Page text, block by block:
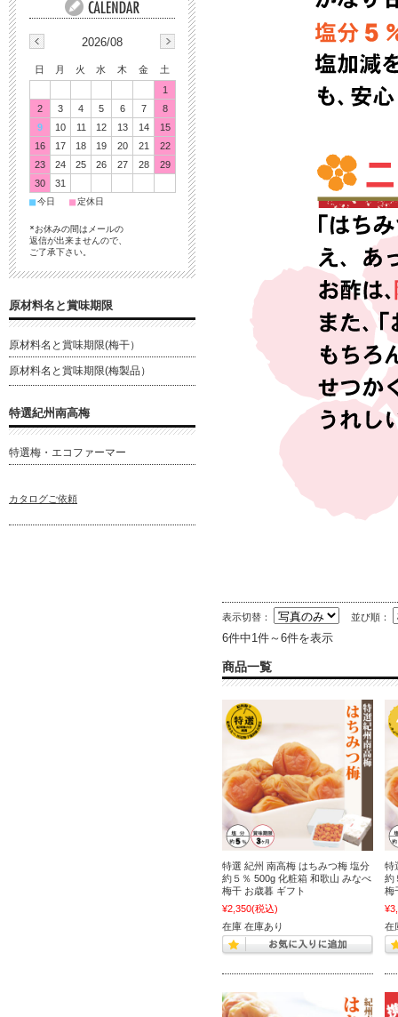
表示切替： 並び順：
6件中1件～6件を表示
商品一覧
特選 紀州 南高梅 はちみつ梅 塩分
約５％ 500g 化粧箱 和歌山 みなべ
梅干 お歳暮 ギフト
¥2,350(税込)
在庫 在庫あり
特
約
梅
在
2026/08
日 月 火 水 木 金
土
1
2
3 4 5 6 7
8
9
10 11 12 13 14
15
16
17 18 19 20 21
22
23
24 25 26 27 28
29
30
31
■今日 ■定休日
*お休みの間はメールの
返信が出来ませんので、
ご了承下さい。
原材料名と賞味期限
原材料名と賞味期限(梅干）
原材料名と賞味期限(梅製品）
特選紀州南高梅
特選梅・エコファーマー
カタログご依頼